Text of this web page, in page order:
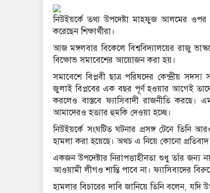
নিউইয়র্কে তথ্য উপদেষ্টা মাহফুজ আলমের ওপর
করেছেন শিক্ষার্থীরা।
আজ মঙ্গলবার বিকেলে বিশ্ববিদ্যালয়ের রাজু
বিক্ষোভ সমাবেশের আয়োজন করা হয়।
সমাবেশে বিপ্লবী ছাত্র পরিষদের কেন্দ্রীয়
জুলাই বিপ্লবের এক বছর পূর্ণ হওয়ার আগেই
করলেও বাস্তবে ফ্যাসিবাদী রাজনীতি করছে।
আমাদেরও হত্যার হুমকি দেওয়া হচ্ছে।
নিউইয়র্কে সংঘটিত ঘটনার প্রসঙ্গ টেনে তিনি
হামলা করা হয়েছে। অথচ এ নিয়ে কোনো প্রতিবাদ
একজন উপদেষ্টার নিরাপত্তাহীনতা শুধু তাঁর জন্য
আওয়ামী লীগও শান্তি পাবে না। ফ্যাসিবাদের
হামলার বিচারের দাবি জানিয়ে তিনি বলেন, যদি